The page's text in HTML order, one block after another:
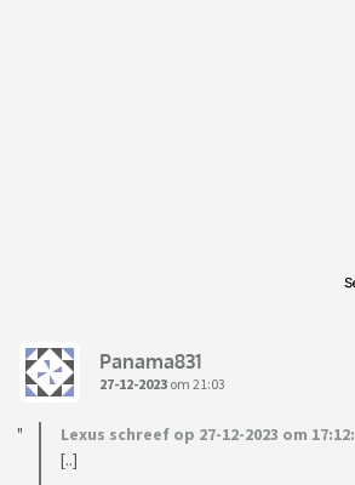
Panama831
27-12-2023 om 21:03
Lexus schreef op 27-12-2023 om 17:12:
[..]